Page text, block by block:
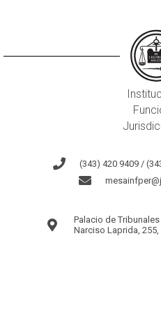
(343) 420 9409 /
Palacio de Tribunales
Narciso Laprida, 255,